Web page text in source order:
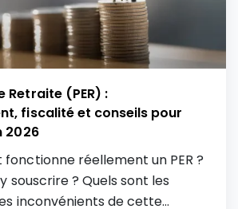
Retraite (PER) :
fiscalité et conseils pour
2026
réellement un PER ?
souscrire ? Quels sont les
inconvénients de cette